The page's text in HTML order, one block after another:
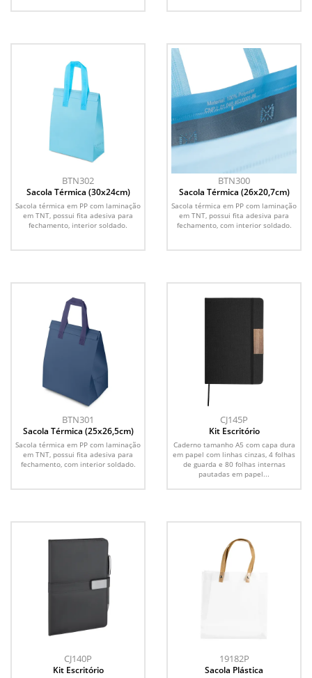
BTN302
Sacola Térmica (30x24cm)
Sacola térmica em PP com laminação
em TNT, possui fita adesiva para
fechamento, interior soldado.
BTN300
Sacola Térmica (26x20,7cm)
Sacola térmica em PP com laminação
em TNT, possui fita adesiva para
fechamento, com interior soldado.
BTN301
Sacola Térmica (25x26,5cm)
Sacola térmica em PP com laminação
em TNT, possui fita adesiva para
fechamento, com interior soldado.
CJ145P
Kit Escritório
Caderno tamanho A5 com capa dura
em papel com linhas cinzas, 4 folhas
de guarda e 80 folhas internas
pautadas em papel...
CJ140P
Kit Escritório
19182P
Sacola Plástica